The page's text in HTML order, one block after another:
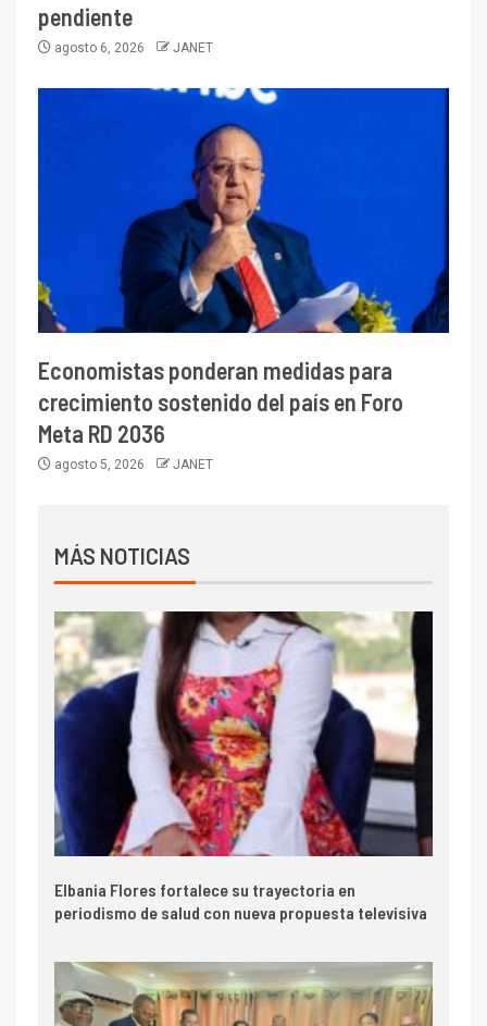
pendiente
agosto 6, 2026 JANET
Economistas ponderan medidas para
crecimiento sostenido del país en Foro
Meta RD 2036
agosto 5, 2026 JANET
MÁS NOTICIAS
Elbania Flores fortalece su trayectoria en
periodismo de salud con nueva propuesta televisiva